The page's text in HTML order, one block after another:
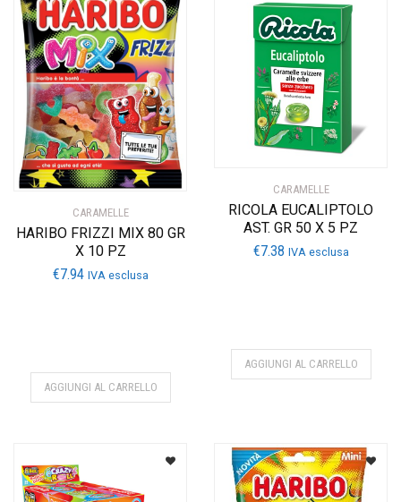
CARAMELLE
HARIBO FRIZZI MIX 80 GR
X 10 PZ
€7.94 IVA esclusa
AGGIUNGI AL CARRELLO
CARAMELLE
RICOLA EUCALIPTOLO
AST. GR 50 X 5 PZ
€7.38 IVA esclusa
AGGIUNGI AL CARRELLO